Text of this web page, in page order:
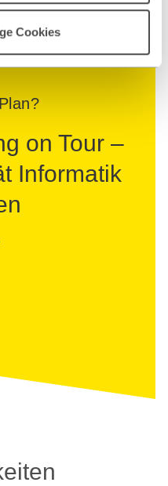
Cookies
on Tour –
Informatik